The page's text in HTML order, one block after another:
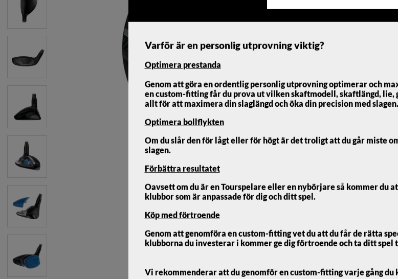
Ping G440 Hybrid
3
3
Varför är en personlig utprovning viktig?
Optimera prestanda
Genom att göra en ordentlig personlig utprovning optimerar och
en custom-fitting får du prova ut vilken skaftmodell, skaftlängd,
allt för att maximera din slaglängd och öka din precision med slagen.
Optimera bollflykten
Om du slår den för lågt eller för högt är det troligt att du går miste
slagen.
Förbättra resultatet
Oavsett om du är en Tourspelare eller en nybörjare så kommer du
klubbor som är anpassade för dig och ditt spel.
Köp med förtroende
Genom att genomföra en custom-fitting vet du att du får de rätta
klubborna du investerar i kommer ge dig förtroende och ta ditt spel
Vi rekommenderar att du genomför en custom-fitting varje gång